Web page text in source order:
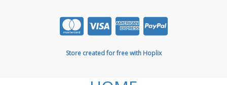
Store created for free with Hoplix